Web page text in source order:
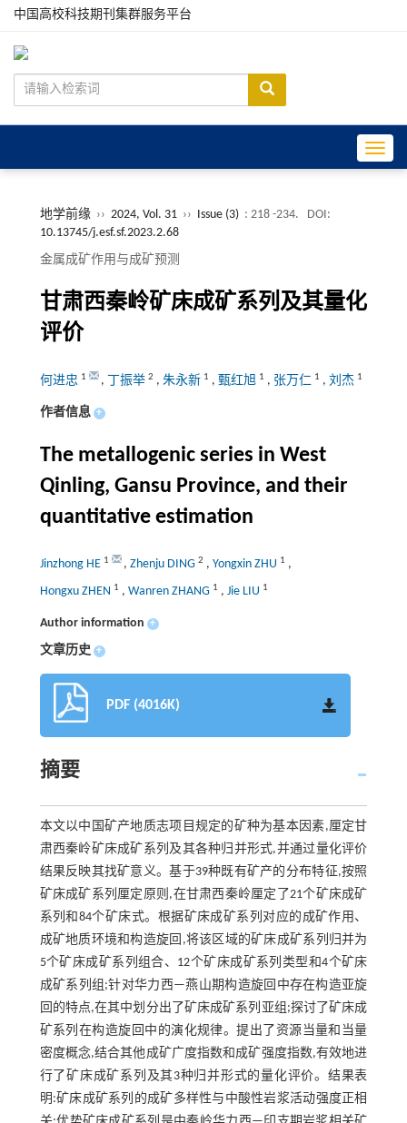
中国高校科技期刊集群服务平台
地学前缘 ›› 2024, Vol. 31 ›› Issue (3) : 218 -234.
DOI:
10.13745/j.esf.sf.2023.2.68
金属成矿作用与成矿预测
甘肃西秦岭矿床成矿系列及其量化
评价
何进忠 1 , 丁振举 2 , 朱永新 1 , 甄红旭 1 , 张万仁 1 , 刘杰 1
作者信息 +
The metallogenic series in West
Qinling, Gansu Province, and their
quantitative estimation
Jinzhong HE 1 , Zhenju DING 2 , Yongxin ZHU 1 ,
Hongxu ZHEN 1 , Wanren ZHANG 1 , Jie LIU 1
Author information +
文章历史 +
PDF (4016K)
摘要
本文以中国矿产地质志项目规定的矿种为基本因素,厘定甘
肃西秦岭矿床成矿系列及其各种归并形式,并通过量化评价
结果反映其找矿意义。基于39种既有矿产的分布特征,按照
矿床成矿系列厘定原则,在甘肃西秦岭厘定了21个矿床成矿
系列和84个矿床式。根据矿床成矿系列对应的成矿作用、
成矿地质环境和构造旋回,将该区域的矿床成矿系列归并为
5个矿床成矿系列组合、12个矿床成矿系列类型和4个矿床
成矿系列组;针对华力西—燕山期构造旋回中存在构造亚旋
回的特点,在其中划分出了矿床成矿系列亚组;探讨了矿床成
矿系列在构造旋回中的演化规律。提出了资源当量和当量
密度概念,结合其他成矿广度指数和成矿强度指数,有效地进
行了矿床成矿系列及其3种归并形式的量化评价。结果表
明:矿床成矿系列的成矿多样性与中酸性岩浆活动强度正相